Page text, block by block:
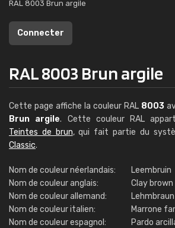
RAL 8003 Brun argile
Connecter
RAL 8003 Brun argile
Cette page affiche la couleur RAL 8003
Brun argile. Cette couleur RAL
Teintes de brun, qui fait partie du
Classic.
Nom de couleur néerlandais:
Leembruin
Nom de couleur anglais:
Clay brown
Nom de couleur allemand:
Lehmbraun
Nom de couleur italien:
Marrone
Nom de couleur espagnol:
Pardo